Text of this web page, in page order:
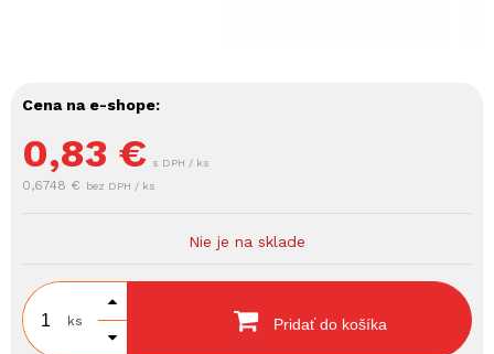
Cena na e-shope:
0,83 € s DPH / ks
0,6748 € bez DPH / ks
Nie je na sklade
ks Pridať do košíka